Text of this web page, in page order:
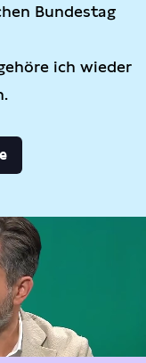
Bundestag
ich wieder